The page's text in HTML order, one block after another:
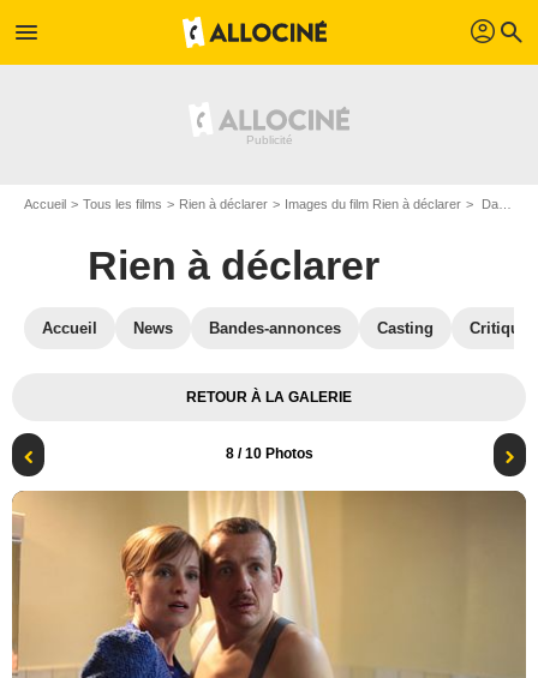
menu profil search
Accueil Tous les films Rien à déclarer Images du film Rien à déclarer Dany Boon & Julie Bernard
Rien à déclarer
Accueil News Bandes-annonces Casting
RETOUR À LA GALERIE
8/ 10 Photos